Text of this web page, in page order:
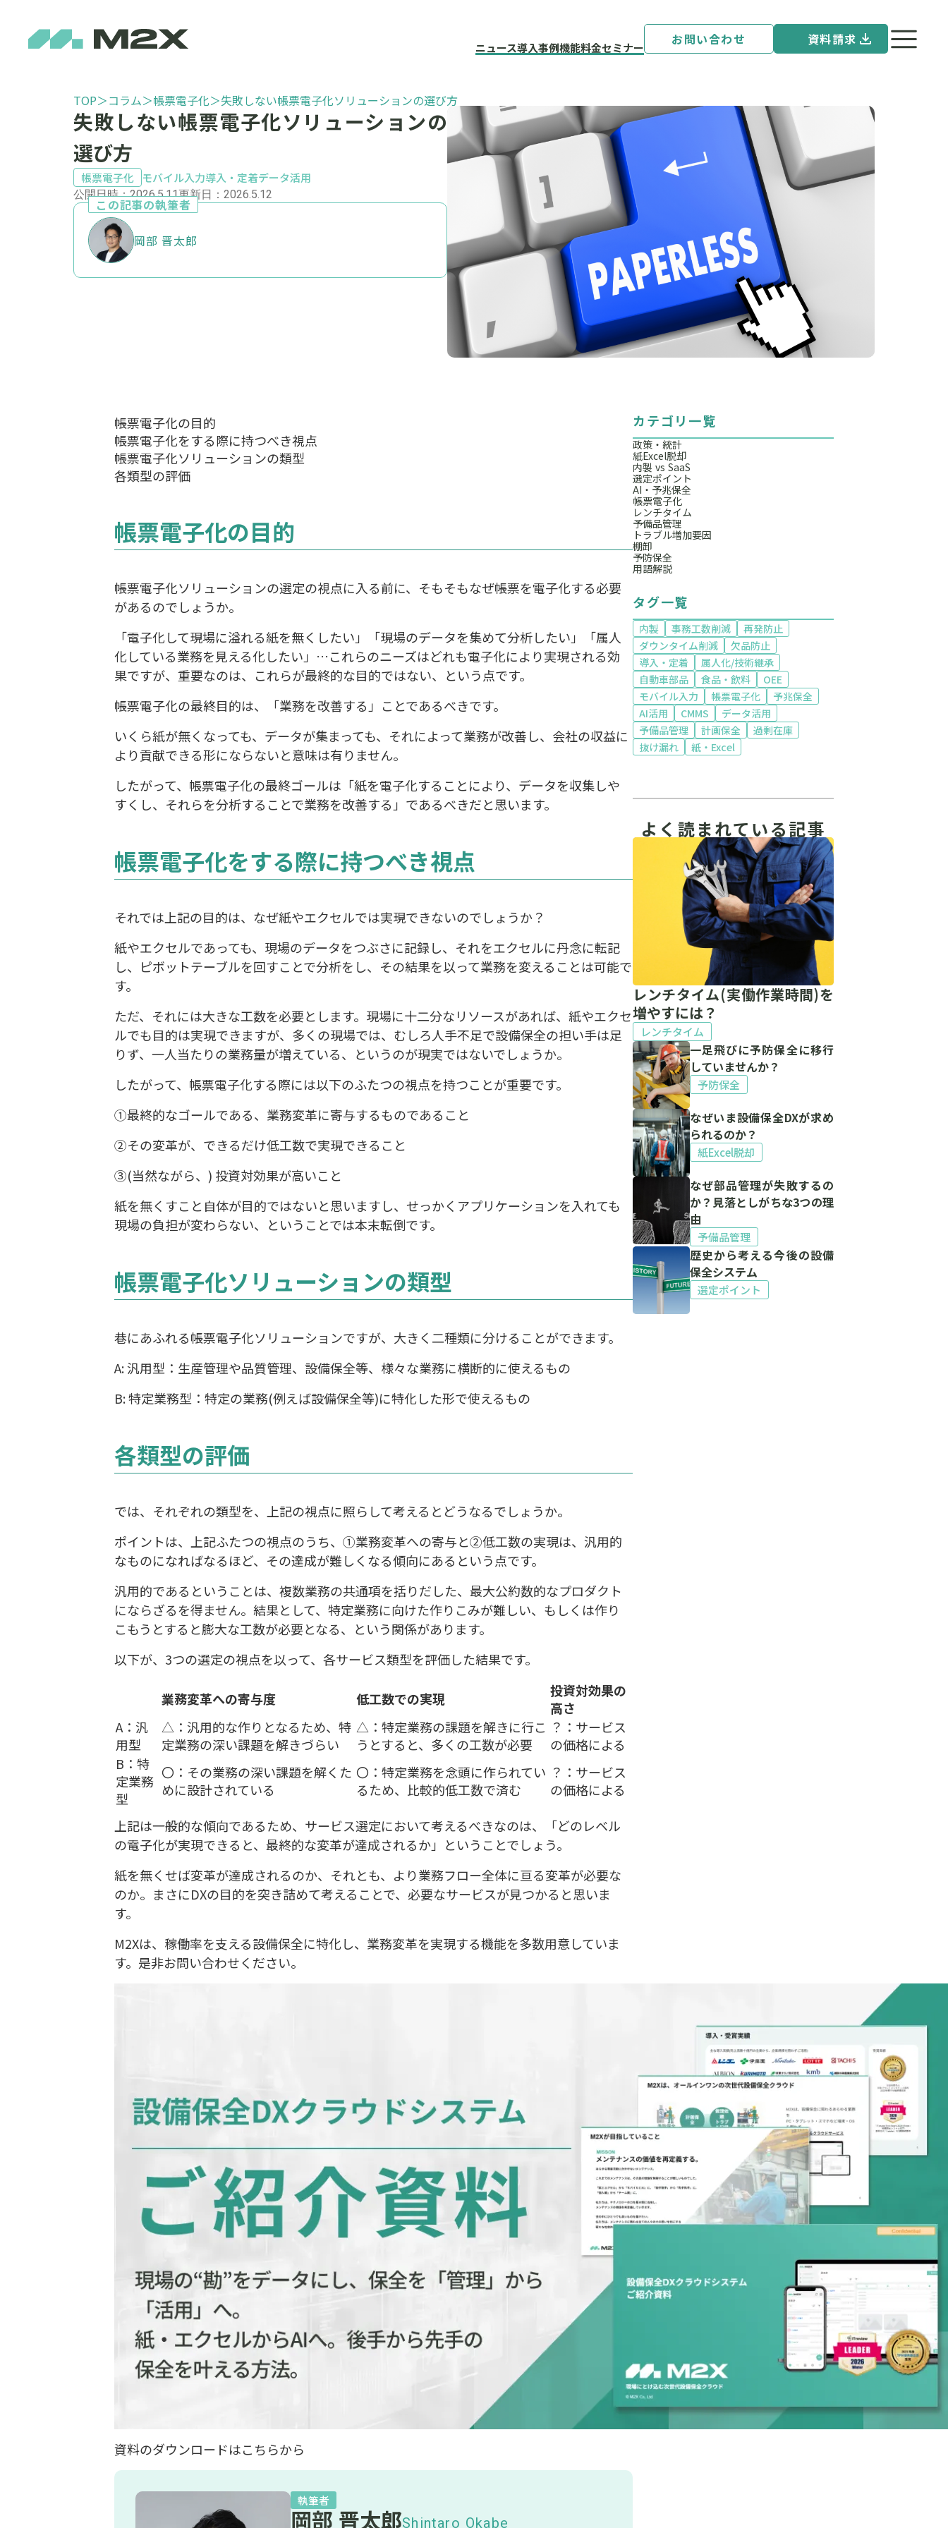
ニュース導入事例機能料金セミナー お問い合わせ 資料請求
TOP＞コラム＞帳票電子化＞失敗しない帳票電子化ソリューションの選び方
失敗しない帳票電子化ソリューションの
選び方
帳票電子化 モバイル入力導入・定着データ活用
公開日時：2026.5.11更新日：2026.5.12
岡部 晋太郎
この記事の執筆者
帳票電子化の目的
帳票電子化をする際に持つべき視点
帳票電子化ソリューションの類型
各類型の評価
帳票電子化の目的
帳票電子化ソリューションの選定の視点に入る前に、そもそもなぜ帳票を電子化する必要
があるのでしょうか。
「電子化して現場に溢れる紙を無くしたい」「現場のデータを集めて分析したい」「属人
化している業務を見える化したい」…これらのニーズはどれも電子化により実現される効
果ですが、重要なのは、これらが最終的な目的ではない、という点です。
帳票電子化の最終目的は、「業務を改善する」ことであるべきです。
いくら紙が無くなっても、データが集まっても、それによって業務が改善し、会社の収益に
より貢献できる形にならないと意味は有りません。
したがって、帳票電子化の最終ゴールは「紙を電子化することにより、データを収集しや
すくし、それらを分析することで業務を改善する」であるべきだと思います。
帳票電子化をする際に持つべき視点
それでは上記の目的は、なぜ紙やエクセルでは実現できないのでしょうか？
紙やエクセルであっても、現場のデータをつぶさに記録し、それをエクセルに丹念に転記
し、ピボットテーブルを回すことで分析をし、その結果を以って業務を変えることは可能で
す。
ただ、それには大きな工数を必要とします。現場に十二分なリソースがあれば、紙やエクセ
ルでも目的は実現できますが、多くの現場では、むしろ人手不足で設備保全の担い手は足
りず、一人当たりの業務量が増えている、というのが現実ではないでしょうか。
したがって、帳票電子化する際には以下のふたつの視点を持つことが重要です。
①最終的なゴールである、業務変革に寄与するものであること
②その変革が、できるだけ低工数で実現できること
③(当然ながら、) 投資対効果が高いこと
紙を無くすこと自体が目的ではないと思いますし、せっかくアプリケーションを入れても
現場の負担が変わらない、ということでは本末転倒です。
帳票電子化ソリューションの類型
巷にあふれる帳票電子化ソリューションですが、大きく二種類に分けることができます。
A: 汎用型：生産管理や品質管理、設備保全等、様々な業務に横断的に使えるもの
B: 特定業務型：特定の業務(例えば設備保全等)に特化した形で使えるもの
各類型の評価
では、それぞれの類型を、上記の視点に照らして考えるとどうなるでしょうか。
ポイントは、上記ふたつの視点のうち、①業務変革への寄与と②低工数の実現は、汎用的
なものになればなるほど、その達成が難しくなる傾向にあるという点です。
汎用的であるということは、複数業務の共通項を括りだした、最大公約数的なプロダクト
にならざるを得ません。結果として、特定業務に向けた作りこみが難しい、もしくは作り
こもうとすると膨大な工数が必要となる、という関係があります。
以下が、3つの選定の視点を以って、各サービス類型を評価した結果です。
業務変革への寄与度 低工数での実現
投資対効果の
高さ
A：汎
用型
△：汎用的な作りとなるため、特
定業務の深い課題を解きづらい
△：特定業務の課題を解きに行こ
うとすると、多くの工数が必要
？：サービス
の価格による
B：特
定業務
型
〇：その業務の深い課題を解くた
めに設計されている
〇：特定業務を念頭に作られてい
るため、比較的低工数で済む
？：サービス
の価格による
上記は一般的な傾向であるため、サービス選定において考えるべきなのは、「どのレベル
の電子化が実現できると、最終的な変革が達成されるか」ということでしょう。
紙を無くせば変革が達成されるのか、それとも、より業務フロー全体に亘る変革が必要な
のか。まさにDXの目的を突き詰めて考えることで、必要なサービスが見つかると思いま
す。
M2Xは、稼働率を支える設備保全に特化し、業務変革を実現する機能を多数用意していま
す。是非お問い合わせください。
資料のダウンロードはこちらから
執筆者
岡部 晋太郎Shintaro Okabe
カテゴリ一覧
政策・統計
紙Excel脱却
内製 vs SaaS
選定ポイント
AI・予兆保全
帳票電子化
レンチタイム
予備品管理
トラブル増加要因
棚卸
予防保全
用語解説
タグ一覧
内製 事務工数削減
再発防止
ダウンタイム削減
欠品防止
導入・定着
属人化/技術継承
自動車部品
食品・飲料
OEE
モバイル入力
帳票電子化
予兆保全
AI活用
CMMS
データ活用
予備品管理
計画保全
過剰在庫
抜け漏れ
紙・Excel
よく読まれている記事
レンチタイム(実働作業時間)を
増やすには？
レンチタイム
一足飛びに予防保全に移行
していませんか？
予防保全
なぜいま設備保全DXが求め
られるのか？
紙Excel脱却
なぜ部品管理が失敗するの
か？見落としがちな3つの理
由
予備品管理
歴史から考える今後の設備
保全システム
選定ポイント